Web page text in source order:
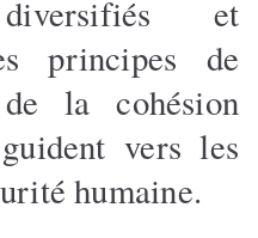
et
principes de
la cohésion
vers les
humaine.